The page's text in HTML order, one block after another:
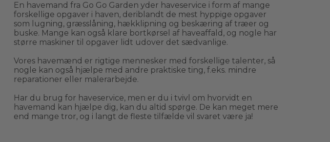
En havemand fra Go Go Garden yder haveservice i form af mange
forskellige opgaver i haven, deriblandt de mest hyppige opgaver
som lugning, græsslåning, hækklipning og beskæring af træer og
buske. Mange kan også klare bortkørsel af haveaffald, og nogle har
større maskiner til opgaver lidt udover det sædvanlige.
Vores havemænd er rigtige mennesker med forskellige talenter, så
nogle kan også hjælpe med andre praktiske ting, f.eks. mindre
reparationer eller malerarbejde.
Har du brug for haveservice, men er du i tvivl om hvorvidt en
havemand kan hjælpe dig, kan du altid spørge. De kan meget mere
end mange tror, og i langt de fleste tilfælde vil svaret være ja!